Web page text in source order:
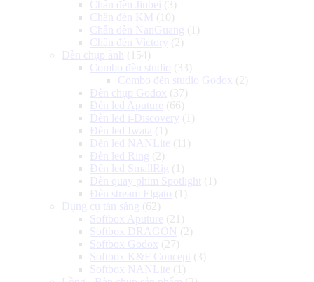
Chân đèn Jinbei (3)
Chân đèn KM (10)
Chân đèn NanGuang (1)
Chân đèn Victory (2)
Đèn chụp ảnh
(154)
Combo đèn studio (33)
Combo đèn studio Godox (2)
Đèn chụp Godox (37)
Đèn led Aputure (66)
Đèn led i-Discovery (1)
Đèn led Iwata (1)
Đèn led NANLite (11)
Đèn led Ring (2)
Đèn led SmallRig (1)
Đèn quay phim Spotlight (1)
Đèn stream Elgato (1)
Dụng cụ tản sáng (62)
Softbox Aputure (21)
Softbox DRAGON (2)
Softbox Godox (27)
Softbox K&F Concept (3)
Softbox NANLite (1)